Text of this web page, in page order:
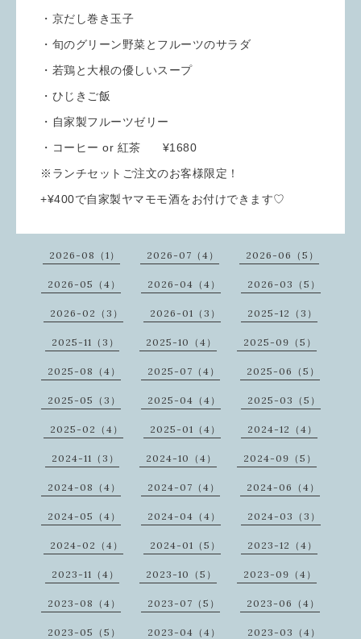
・京だし巻き玉子
・旬のグリーン野菜とフルーツのサラダ
・若鶏と大根の優しいスープ
・ひじきご飯
・自家製フルーツゼリー
・コーヒー or 紅茶 ¥1680
※ランチセットご注文のお客様限定！
+¥400で自家製ヤマモモ酒をお付けできます♡
2026-08（1） 2026-07（4） 2026-06（5）
2026-05（4） 2026-04（4） 2026-03（5）
2026-02（3） 2026-01（3） 2025-12（3）
2025-11（3） 2025-10（4） 2025-09（5）
2025-08（4） 2025-07（4） 2025-06（5）
2025-05（3） 2025-04（4） 2025-03（5）
2025-02（4） 2025-01（4） 2024-12（4）
2024-11（3） 2024-10（4） 2024-09（5）
2024-08（4） 2024-07（4） 2024-06（4）
2024-05（4） 2024-04（4） 2024-03（3）
2024-02（4） 2024-01（5） 2023-12（4）
2023-11（4） 2023-10（5） 2023-09（4）
2023-08（4） 2023-07（5） 2023-06（4）
2023-05（5） 2023-04（4） 2023-03（4）